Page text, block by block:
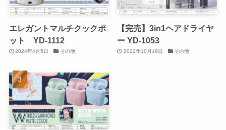
エレガントマルチクックポ
ット YD-1112
2024年4月5日 その他
【完売】3in1ヘアドライヤ
ー YD-1053
2022年10月19日 その他